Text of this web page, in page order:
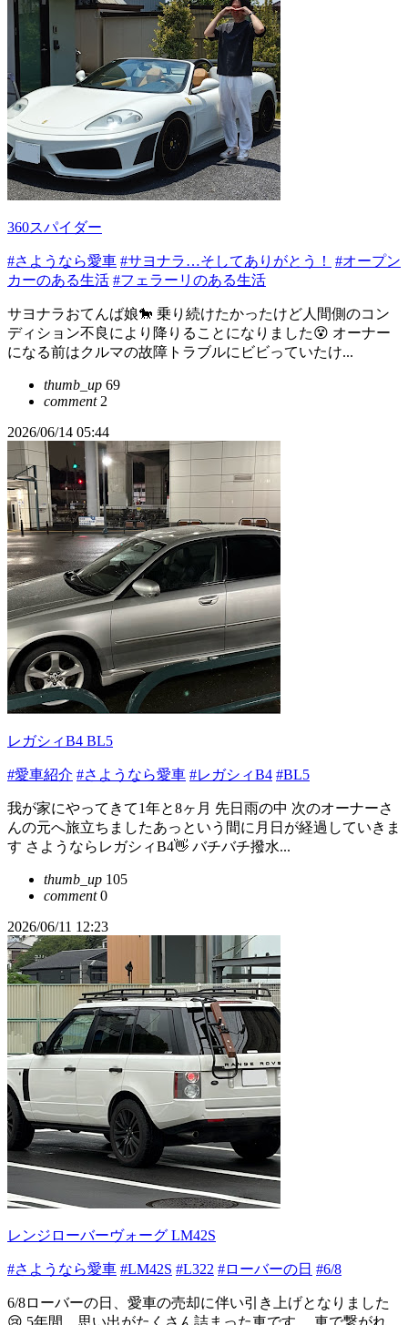
360スパイダー
#さようなら愛車 #サヨナラ…そしてありがとう！
#オープン
カーのある生活 #フェラーリのある生活
サヨナラおてんば娘🐎 乗り続けたかったけど人間側のコン
ディション不良により降りることになりました😵 オーナー
になる前はクルマの故障トラブルにビビっていたけ...
thumb_up 69
comment2
2026/06/14 05:44
レガシィB4 BL5
#愛車紹介 #さようなら愛車 #レガシィB4 #BL5
我が家にやってきて1年と8ヶ月 先日雨の中 次のオーナーさ
んの元へ旅立ちましたあっという間に月日が経過していきま
す さようならレガシィB4👋 バチバチ撥水...
thumb_up 105
comment0
2026/06/11 12:23
レンジローバーヴォーグ LM42S
#さようなら愛車 #LM42S #L322 #ローバーの日 #6/8
6/8ローバーの日、愛車の売却に伴い引き上げとなりました
😢 5年間、思い出がたくさん詰まった車です。 車で繋がれ